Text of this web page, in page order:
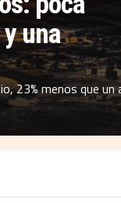
una
23% menos que un